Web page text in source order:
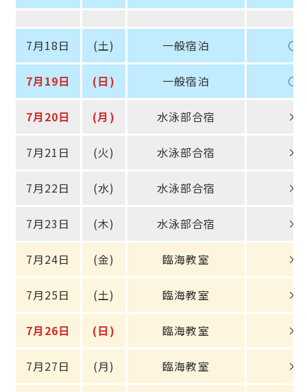
7月18日 (土) 一般宿泊 ○
7月19日 (日) 一般宿泊 ○
7月20日 (月) 水泳部合宿 ×
7月21日 (火) 水泳部合宿 ×
7月22日 (水) 水泳部合宿 ×
7月23日 (木) 水泳部合宿 ×
7月24日 (金) 臨海教室 ×
7月25日 (土) 臨海教室 ×
7月26日 (日) 臨海教室 ×
7月27日 (月) 臨海教室 ×